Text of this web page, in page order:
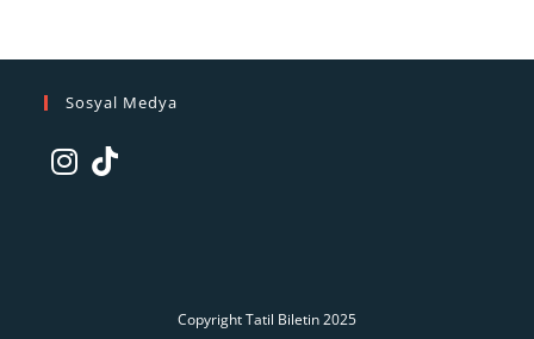
Sosyal Medya
Copyright Tatil Biletin 2025